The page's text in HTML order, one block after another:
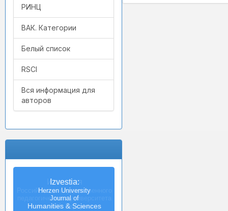
РИНЦ
ВАК. Категории
Белый список
RSCI
Вся информация для
авторов
Izvestia:
Herzen University
Journal of
Humanities & Sciences